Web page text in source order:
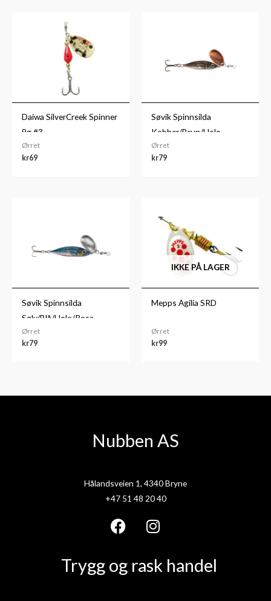
Daiwa SilverCreek Spinner
9g #3
Ørret
kr69
Søvik Spinnsilda
Kobber/Brun/Holo
Ørret
kr79
Søvik Spinnsilda
Sølv/Blå/Holo/Rosa
Ørret
kr79
IKKE PÅ LAGER
Mepps Agilia SRD
Ørret
kr99
Nubben AS
Hålandsveien 1, 4340 Bryne
+47 51 48 20 40
F
c
I
s
Trygg og rask handel